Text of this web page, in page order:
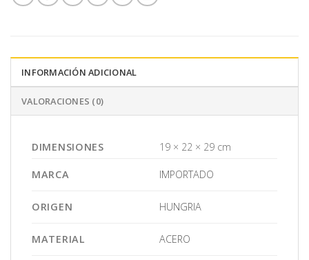
INFORMACIÓN ADICIONAL
VALORACIONES (0)
DIMENSIONES 19 × 22 × 29 cm
MARCA IMPORTADO
ORIGEN HUNGRIA
MATERIAL ACERO